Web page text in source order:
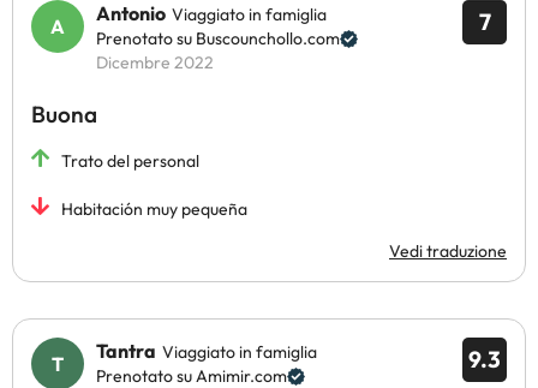
7
Antonio Viaggiato in famiglia
Prenotato su Buscounchollo.com
Dicembre 2022
Buona
Trato del personal
Habitación muy pequeña
Vedi traduzione
9.3
Tantra Viaggiato in famiglia
Prenotato su Amimir.com